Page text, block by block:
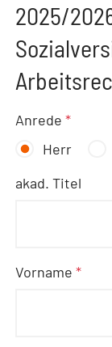
2025/
Anrede*
Herr
akad. Titel
Vorname*